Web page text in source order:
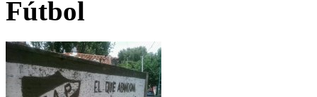
Fútbol